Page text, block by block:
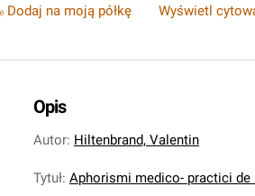
Dodaj na moją półkę Wyświetl
Opis
Autor: Hiltenbrand, Valentin
Tytuł: Aphorismi medico- practici